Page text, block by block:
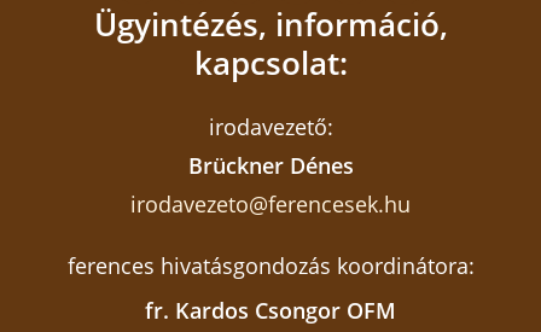
Ügyintézés, információ,
kapcsolat:
irodavezető:
Brückner Dénes
irodavezeto@ferencesek.hu
ferences hivatásgondozás koordinátora:
fr. Kardos Csongor OFM